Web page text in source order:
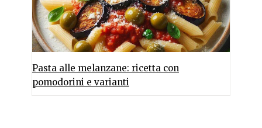
Pasta alle melanzane: ricetta con
pomodorini e varianti